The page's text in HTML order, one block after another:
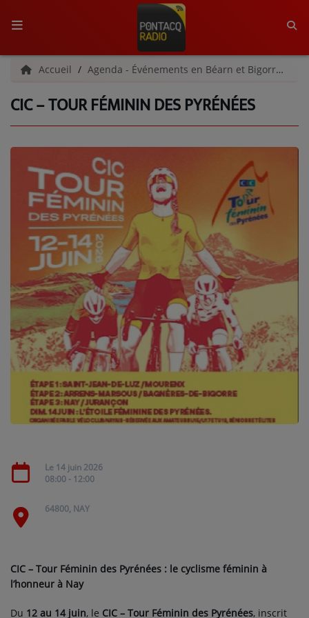
ACCUEIL
RADIO
L'ÉQUIPE
GRILLE DES PROGRAMMES
C'ÉTAIT QUOI CE TITRE ?
MÉDIAS
PODCASTS - SAISON 2026/2027
NOS PROGRAMMES COURTS
ARCHIVES - SAISONS PASSÉES
VOS ÉMISSIONS EN IMAGES
PHOTOS
VOTRE PUBLICITÉ SUR PONTACQ RADIO
EN QUOI ÇA CONSISTE ?
ÉCOUTEZ LES PRODUCTIONS
Accueil Agenda - Événements en Béarn et Bigorre
CIC – TOUR FÉMININ DES PYRÉNÉES
Le 14 juin 2026
08:00 - 12:00
64800, NAY
CIC – Tour Féminin des Pyrénées : le cyclisme féminin à
l’honneur à Nay
Du 12 au 14 juin, le CIC – Tour Féminin des Pyrénées, inscrit